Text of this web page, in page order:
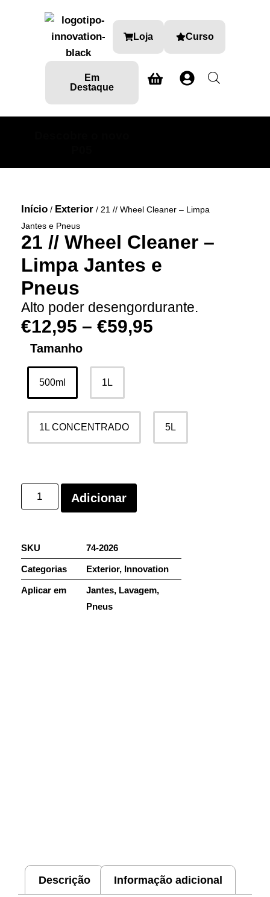
Loja Curso
Em
Destaque
Início / Exterior / 21 // Wheel Cleaner – Limpa
Jantes e Pneus
21 // Wheel Cleaner –
Limpa Jantes e
Pneus
Alto poder desengordurante.
€12,95 – €59,95
Tamanho
500ml 1L
1L CONCENTRADO 5L
Adicionar
SKU 74-2026
Categorias Exterior, Innovation
Aplicar em Jantes, Lavagem,
Pneus
Descrição Informação adicional